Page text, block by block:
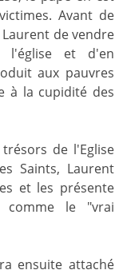
Avant de
de vendre
l'église et d'en
aux pauvres
à la cupidité des
de l'Eglise
Saints, Laurent
et les présente
comme le "vrai
ensuite attaché